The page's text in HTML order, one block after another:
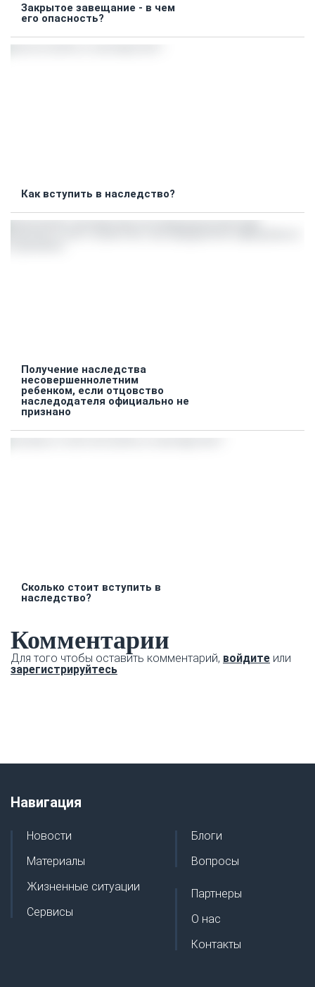
Закрытое завещание - в чем
его опасность?
Как вступить в наследство?
Получение наследства
несовершеннолетним
ребенком, если отцовство
наследодателя официально не
признано
Сколько стоит вступить в
наследство?
Комментарии
Для того чтобы оставить комментарий, войдите или
зарегистрируйтесь
Навигация
Новости
Материалы
Жизненные ситуации
Сервисы
Блоги
Вопросы
Партнеры
О нас
Контакты